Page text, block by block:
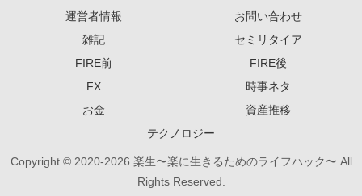
運営者情報
お問い合わせ
雑記
セミリタイア
FIRE前
FIRE後
FX
時事ネタ
お金
資産推移
テクノロジー
Copyright © 2020-2026 楽生〜楽に生きるためのライフハック〜 All
Rights Reserved.